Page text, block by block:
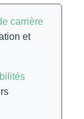
carrière
et